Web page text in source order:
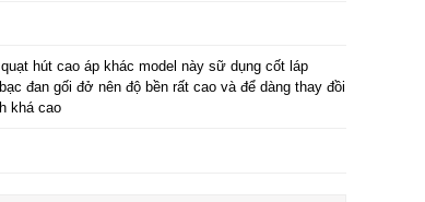
hút cao áp khác model này sữ dụng cốt láp
đan gối đở nên độ bền rất cao và để dàng thay đồi
khá cao